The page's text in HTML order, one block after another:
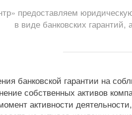
предоставляем
в виде банковских гарантий,
банковской гарантии на
собственных активов
активности